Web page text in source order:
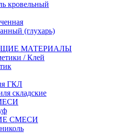
кровельный
(глухарь)
МАТЕРИАЛЫ
/ Клей
ГКЛ
складские
СМЕСИ